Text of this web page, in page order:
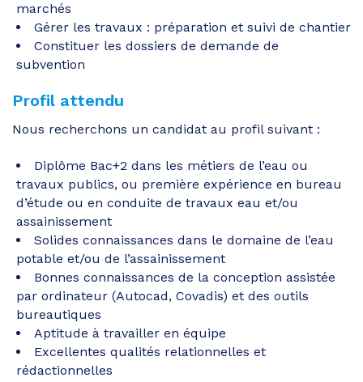
marchés
Gérer les travaux : préparation et suivi de chantier
Constituer les dossiers de demande de
subvention
Profil attendu
Nous recherchons un candidat au profil suivant :
Diplôme Bac+2 dans les métiers de l’eau ou
travaux publics, ou première expérience en bureau
d’étude ou en conduite de travaux eau et/ou
assainissement
Solides connaissances dans le domaine de l’eau
potable et/ou de l’assainissement
Bonnes connaissances de la conception assistée
par ordinateur (Autocad, Covadis) et des outils
bureautiques
Aptitude à travailler en équipe
Excellentes qualités relationnelles et
rédactionnelles